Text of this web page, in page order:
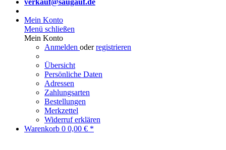
verkauf@saugauf.de
Mein Konto
Menü schließen
Mein Konto
Anmelden oderregistrieren
Übersicht
Persönliche Daten
Adressen
Zahlungsarten
Bestellungen
Merkzettel
Widerruf erklären
Warenkorb 0 0,00 € *